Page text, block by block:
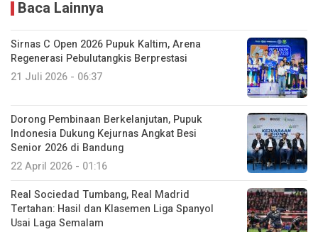
Baca Lainnya
Sirnas C Open 2026 Pupuk Kaltim, Arena
Regenerasi Pebulutangkis Berprestasi
21 Juli 2026 - 06:37
Dorong Pembinaan Berkelanjutan, Pupuk
Indonesia Dukung Kejurnas Angkat Besi
Senior 2026 di Bandung
22 April 2026 - 01:16
Real Sociedad Tumbang, Real Madrid
Tertahan: Hasil dan Klasemen Liga Spanyol
Usai Laga Semalam